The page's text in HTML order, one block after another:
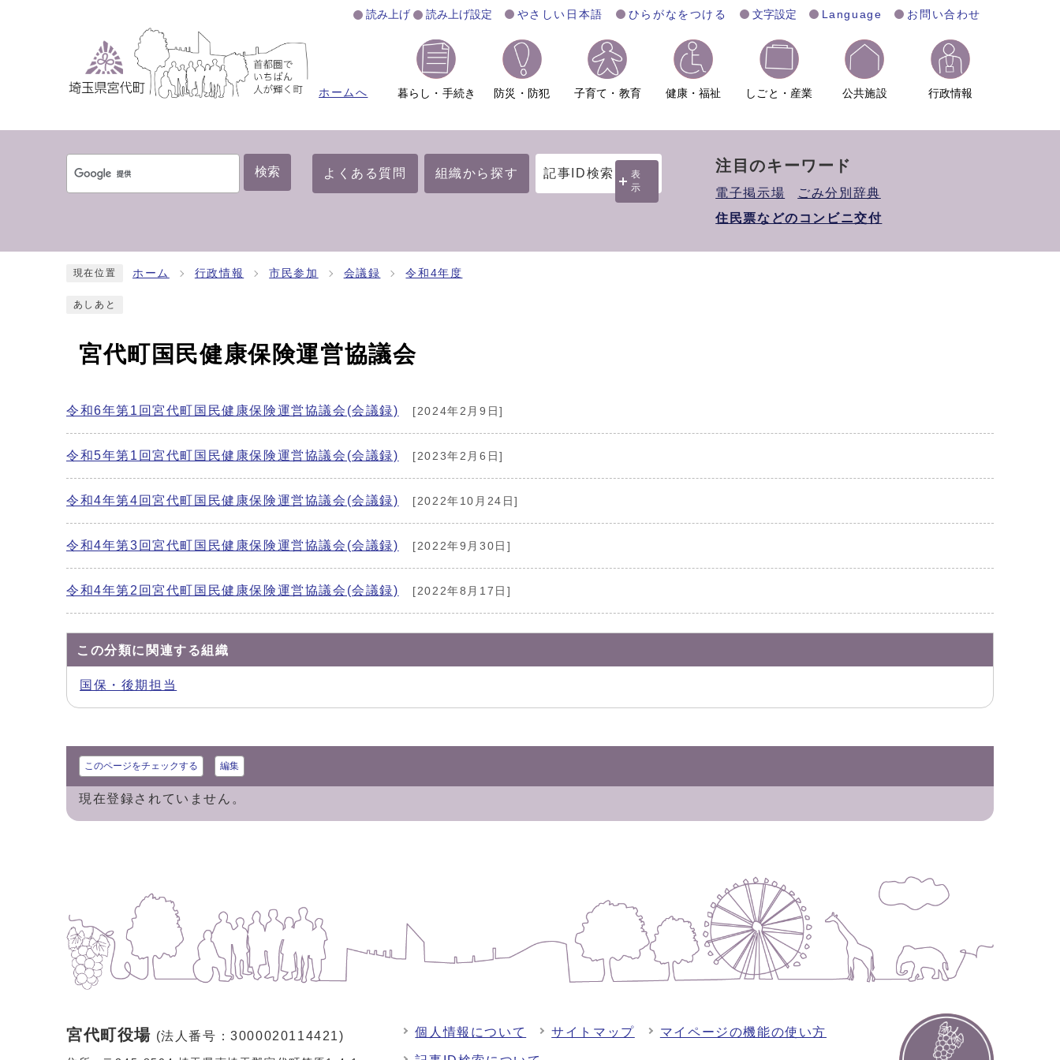
読み上げ 読み上げ設定 やさしい日本語 ひらがなをつける 文字設定 Language お問い合わせ
ホームへ 暮らし・手続き 防災・防犯 子育て・教育 健康・福祉 しごと・産業 公共施設 行政情報
検索 よくある質問 組織から探す 記事ID検索
表
示
注目のキーワード
電子掲示場
ごみ分別辞典
住民票などのコンビニ交付
現在位置 ホーム 行政情報 市民参加 会議録 令和4年度
あしあと
宮代町国民健康保険運営協議会
令和6年第1回宮代町国民健康保険運営協議会(会議録) [2024年2月9日]
令和5年第1回宮代町国民健康保険運営協議会(会議録) [2023年2月6日]
令和4年第4回宮代町国民健康保険運営協議会(会議録) [2022年10月24日]
令和4年第3回宮代町国民健康保険運営協議会(会議録) [2022年9月30日]
令和4年第2回宮代町国民健康保険運営協議会(会議録) [2022年8月17日]
この分類に関連する組織
国保・後期担当
このページをチェックする 編集
現在登録されていません。
宮代町役場 (法人番号：3000020114421) 個人情報について サイトマップ マイページの機能の使い方